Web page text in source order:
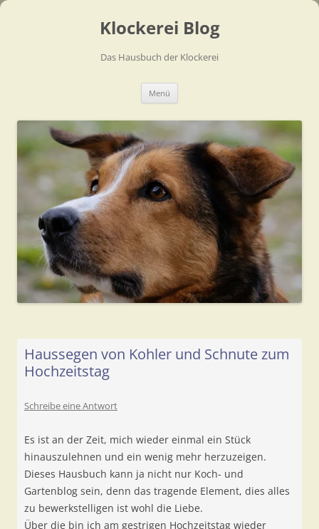
Klockerei Blog
Das Hausbuch der Klockerei
Menü
Haussegen von Kohler und Schnute zum
Hochzeitstag
Schreibe eine Antwort
Es ist an der Zeit, mich wieder einmal ein Stück
hinauszulehnen und ein wenig mehr herzuzeigen.
Dieses Hausbuch kann ja nicht nur Koch- und
Gartenblog sein, denn das tragende Element, dies alles
zu bewerkstelligen ist wohl die Liebe.
Über die bin ich am gestrigen Hochzeitstag wieder